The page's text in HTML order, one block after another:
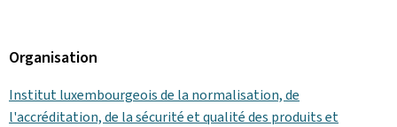
Organisation
Institut luxembourgeois de la normalisation, de
l'accréditation, de la sécurité et qualité des produits et